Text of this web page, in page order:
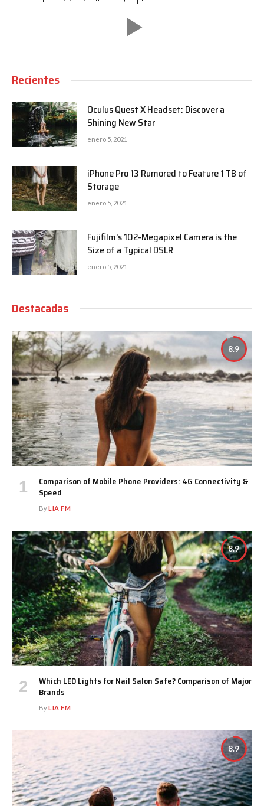
Recientes
Oculus Quest X Headset: Discover a
Shining New Star
enero 5, 2021
iPhone Pro 13 Rumored to Feature 1 TB of
Storage
enero 5, 2021
Fujifilm’s 102-Megapixel Camera is the
Size of a Typical DSLR
enero 5, 2021
Destacadas
8.9
Comparison of Mobile Phone Providers: 4G Connectivity &
Speed
ByLIA FM
8.9
Which LED Lights for Nail Salon Safe? Comparison of Major
Brands
ByLIA FM
8.9